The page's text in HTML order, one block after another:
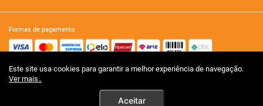
Este site usa cookies para garantir a melhor experiência de navegação.
Ver mais..
Aceitar
formas de pagamento
site 100% seguro